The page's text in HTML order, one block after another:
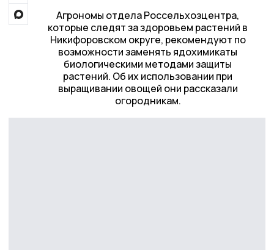
Агрономы отдела Россельхозцентра,
которые следят за здоровьем растений в
Никифоровском округе, рекомендуют по
возможности заменять ядохимикаты
биологическими методами защиты
растений. Об их использовании при
выращивании овощей они рассказали
огородникам.